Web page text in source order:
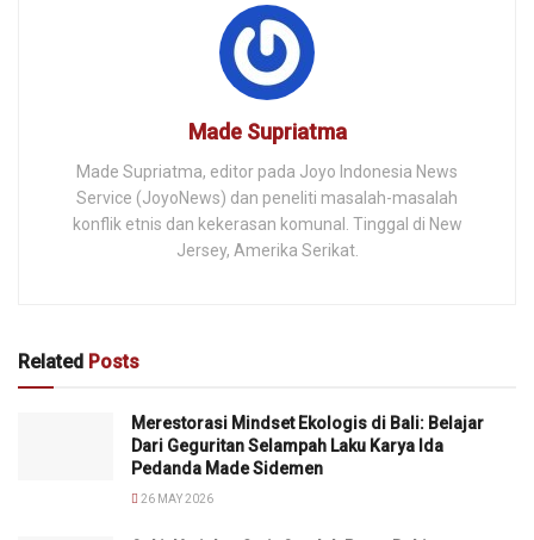
Made Supriatma
Made Supriatma, editor pada Joyo Indonesia News
Service (JoyoNews) dan peneliti masalah-masalah
konflik etnis dan kekerasan komunal. Tinggal di New
Jersey, Amerika Serikat.
Related Posts
Merestorasi Mindset Ekologis di Bali: Belajar
Dari Geguritan Selampah Laku Karya Ida
Pedanda Made Sidemen
26 MAY 2026